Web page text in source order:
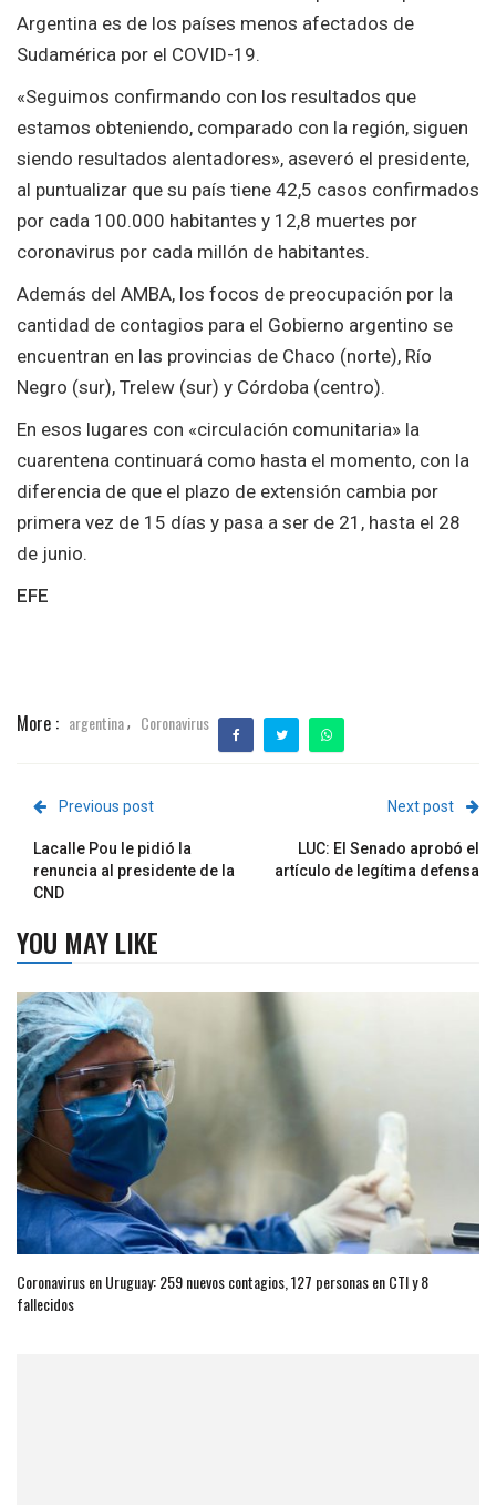
Argentina es de los países menos afectados de
Sudamérica por el COVID-19.
«Seguimos confirmando con los resultados que
estamos obteniendo, comparado con la región, siguen
siendo resultados alentadores», aseveró el presidente,
al puntualizar que su país tiene 42,5 casos confirmados
por cada 100.000 habitantes y 12,8 muertes por
coronavirus por cada millón de habitantes.
Además del AMBA, los focos de preocupación por la
cantidad de contagios para el Gobierno argentino se
encuentran en las provincias de Chaco (norte), Río
Negro (sur), Trelew (sur) y Córdoba (centro).
En esos lugares con «circulación comunitaria» la
cuarentena continuará como hasta el momento, con la
diferencia de que el plazo de extensión cambia por
primera vez de 15 días y pasa a ser de 21, hasta el 28
de junio.
EFE
More : argentina, Coronavirus
Previous post
Lacalle Pou le pidió la
renuncia al presidente de la
CND
Next post
LUC: El Senado aprobó el
artículo de legítima defensa
YOU MAY LIKE
Coronavirus en Uruguay: 259 nuevos contagios, 127 personas en CTI y 8
fallecidos